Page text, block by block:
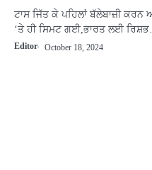
ਟਾਸ ਜਿੱਤ ਕੇ ਪਹਿਲਾਂ ਬੱਲੇਬਾਜ਼ੀ
‘ਤੇ ਹੀ ਸਿਮਟ ਗਈ,ਭਾਰਤ ਲਈ
Editor October 18, 2024